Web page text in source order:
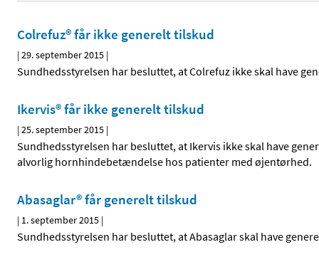
Colrefuz® får ikke generelt tilskud
|29. september 2015 |
Sundhedsstyrelsen har besluttet, at Colrefuz ikke skal have
Ikervis® får ikke generelt tilskud
|25. september 2015 |
Sundhedsstyrelsen har besluttet, at Ikervis ikke skal have
alvorlig hornhindebetændelse hos patienter med øjentørhed.
Abasaglar® får generelt tilskud
| 1. september 2015 |
Sundhedsstyrelsen har besluttet, at Abasaglar skal have